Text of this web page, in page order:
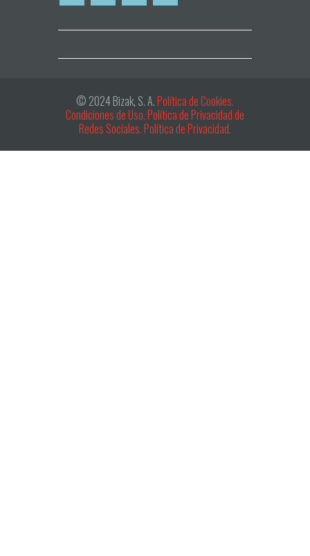
© 2024 Bizak, S. A.Política de Cookies.
Condiciones de Uso.Política de Privacidad de
Redes Sociales.Política de Privacidad.